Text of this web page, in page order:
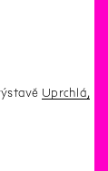
Uprchlá,